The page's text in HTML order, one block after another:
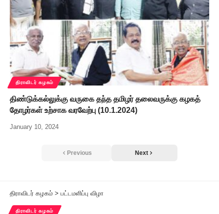
திராவிடர் கழகம்
திண்டுக்கல்லுக்கு வருகை தந்த தமிழர் தலைவருக்கு கழகத்
தோழர்கள் உற்சாக வரவேற்பு (10.1.2024)
January 10, 2024
Previous Next
திராவிடர் கழகம் > பட்டமளிப்பு விழா
திராவிடர் கழகம்